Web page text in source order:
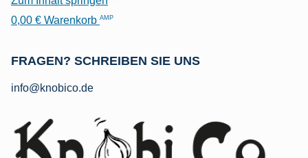
0,00 € Warenkorb AMP
FRAGEN? SCHREIBEN SIE UNS
info@knobico.de